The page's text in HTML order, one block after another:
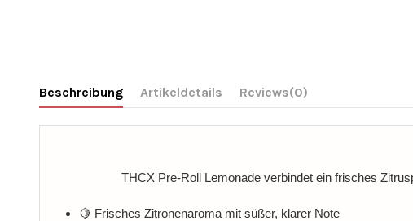
Beschreibung Artikeldetails Reviews(0)
THCX Pre-Roll Lemonade verbindet ein frisches
🍋 Frisches Zitronenaroma mit süßer, klarer Note